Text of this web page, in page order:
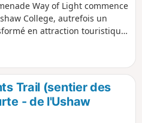
Way of Light commence
College, autrefois un
en attraction touristique.
par Augustus Pugin. La
villages autour de la ville
de Durham.
Trail (sentier des
- de l'Ushaw